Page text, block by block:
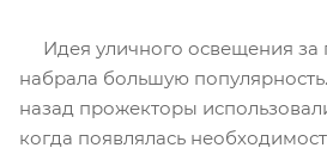
Идея уличного освещения за
набрала большую
назад прожекторы
когда появлялась